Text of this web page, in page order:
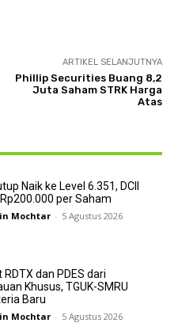
ARTIKEL SELANJUTNYA
Phillip Securities Buang 8,2
Juta Saham STRK Harga
Atas
Naik ke Level 6.351, DCII
per Saham
Mochtar - 5 Agustus 2026
RDTX dan PDES dari
Khusus, TGUK-SMRU
Baru
Mochtar - 5 Agustus 2026